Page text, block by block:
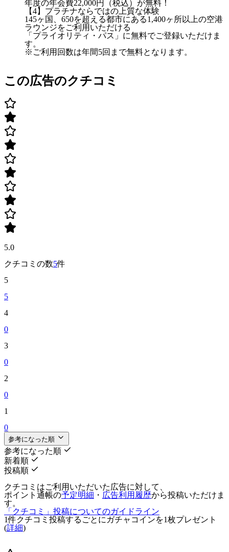
年度の年会費22,000円（税込）が無料！
【4】プラチナならではの上質な体験
145ヶ国、650を超える都市にある1,400ヶ所以上の空港
ラウンジをご利用いただける
「プライオリティ・パス」に無料でご登録いただけま
す。
※ご利用回数は年間5回まで無料となります。
この広告のクチコミ
5.0
クチコミの数5件
5
5
4
0
3
0
2
0
1
0
参考になった順
参考になった順
新着順
投稿順
クチコミはご利用いただいた広告に対して、
ポイント通帳の予定明細 ・ 広告利用履歴から投稿いただけま
す。
「クチコミ」投稿についてのガイドライン
1件クチコミ投稿するごとに ガチャコインを1枚プレゼント
(詳細)